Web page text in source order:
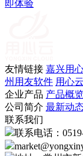
即体验
友情链接 嘉兴用
州用友软件 用心
企业产品 产品概
公司简介 最新动
联系我们
联系电话：